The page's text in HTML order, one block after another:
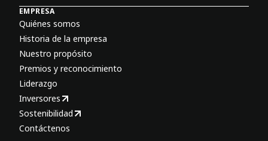
EMPRESA
Quiénes somos
Historia de la empresa
Nuestro propósito
Premios y reconocimiento
Liderazgo
Inversores
Sostenibilidad
Contáctenos